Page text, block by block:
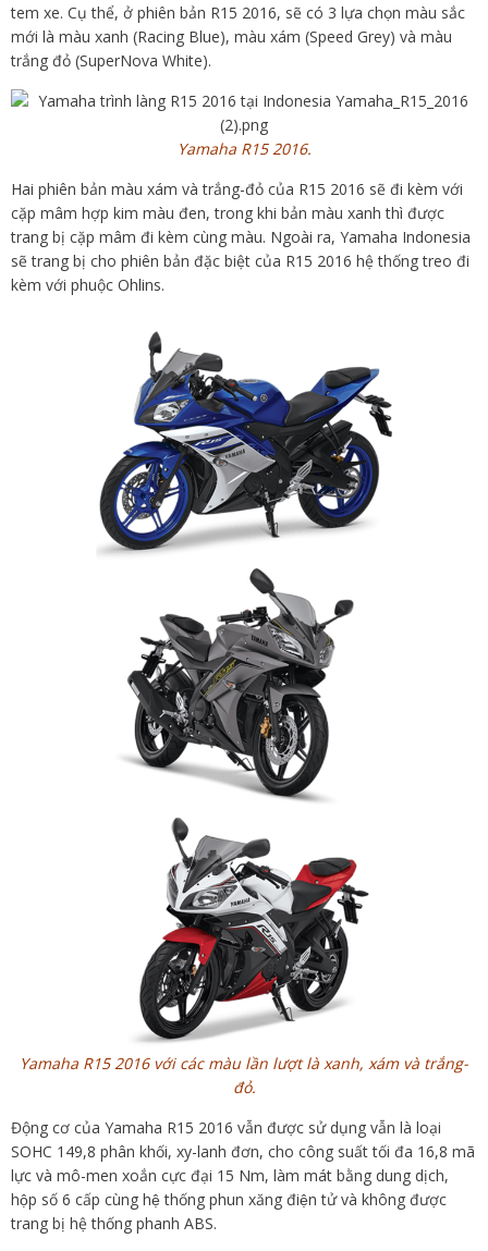
tem xe. Cụ thể, ở phiên bản R15 2016, sẽ có 3 lựa chọn màu sắc
mới là màu xanh (Racing Blue), màu xám (Speed Grey) và màu
trắng đỏ (SuperNova White).
Yamaha R15 2016.
Hai phiên bản màu xám và trắng-đỏ của R15 2016 sẽ đi kèm với
cặp mâm hợp kim màu đen, trong khi bản màu xanh thì được
trang bị cặp mâm đi kèm cùng màu. Ngoài ra, Yamaha Indonesia
sẽ trang bị cho phiên bản đặc biệt của R15 2016 hệ thống treo đi
kèm với phuộc Ohlins.
Yamaha R15 2016 với các màu lần lượt là xanh, xám và trắng-
đỏ.
Động cơ của Yamaha R15 2016 vẫn được sử dụng vẫn là loại
SOHC 149,8 phân khối, xy-lanh đơn, cho công suất tối đa 16,8 mã
lực và mô-men xoắn cực đại 15 Nm, làm mát bằng dung dịch,
hộp số 6 cấp cùng hệ thống phun xăng điện tử và không được
trang bị hệ thống phanh ABS.